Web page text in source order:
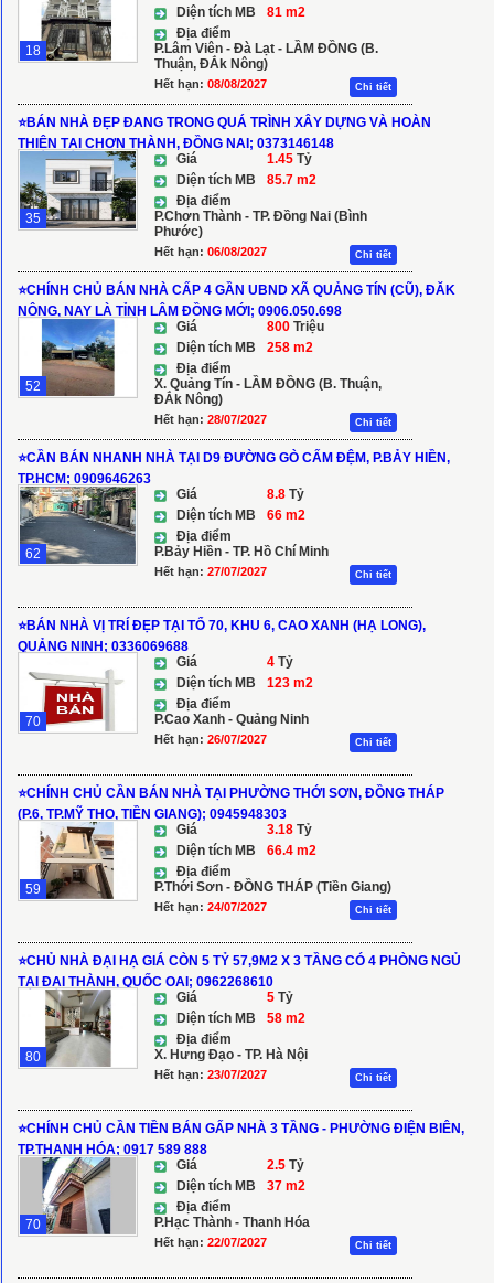
18
Diện tích MB
81 m2
Địa điểm
P.Lâm Viên - Đà Lạt - LẦM ĐỒNG (B.
Thuận, ĐẮk Nông)
Hết hạn: 08/08/2027 Chi tiết
⭐️BÁN NHÀ ĐẸP ĐANG TRONG QUÁ TRÌNH XÂY DỰNG VÀ HOÀN
THIỆN TẠI CHƠN THÀNH, ĐỒNG NAI; 0373146148
35
Giá 1.45 Tỷ
Diện tích MB
85.7 m2
Địa điểm
P.Chơn Thành - TP. Đồng Nai (Bình
Phước)
Hết hạn: 06/08/2027 Chi tiết
⭐️CHÍNH CHỦ BÁN NHÀ CẤP 4 GẦN UBND XÃ QUẢNG TÍN (CŨ), ĐĂK
NÔNG, NAY LÀ TỈNH LÂM ĐỒNG MỚI; 0906.050.698
52
Giá 800 Triệu
Diện tích MB
258 m2
Địa điểm
X. Quảng Tín - LẦM ĐỒNG (B. Thuận,
ĐẮk Nông)
Hết hạn: 28/07/2027 Chi tiết
⭐️CẦN BÁN NHANH NHÀ TẠI D9 ĐƯỜNG GÒ CẤM ĐỆM, P.BẢY HIỀN,
TP.HCM; 0909646263
62
Giá 8.8 Tỷ
Diện tích MB
66 m2
Địa điểm
P.Bảy Hiền - TP. Hồ Chí Minh
Hết hạn: 27/07/2027 Chi tiết
⭐️BÁN NHÀ VỊ TRÍ ĐẸP TẠI TỔ 70, KHU 6, CAO XANH (HẠ LONG),
QUẢNG NINH; 0336069688
70
Giá 4 Tỷ
Diện tích MB
123 m2
Địa điểm
P.Cao Xanh - Quảng Ninh
Hết hạn: 26/07/2027 Chi tiết
⭐️CHÍNH CHỦ CẦN BÁN NHÀ TẠI PHƯỜNG THỚI SƠN, ĐỒNG THÁP
(P.6, TP.MỸ THO, TIỀN GIANG); 0945948303
59
Giá 3.18 Tỷ
Diện tích MB
66.4 m2
Địa điểm
P.Thới Sơn - ĐỒNG THÁP (Tiền Giang)
Hết hạn: 24/07/2027 Chi tiết
⭐️CHỦ NHÀ ĐẠI HẠ GIÁ CÒN 5 TỶ 57,9M2 X 3 TẦNG CÓ 4 PHÒNG NGỦ
TẠI ĐẠI THÀNH, QUỐC OAI; 0962268610
80
Giá 5 Tỷ
Diện tích MB
58 m2
Địa điểm
X. Hưng Đạo - TP. Hà Nội
Hết hạn: 23/07/2027 Chi tiết
⭐️CHÍNH CHỦ CẦN TIỀN BÁN GẤP NHÀ 3 TẦNG - PHƯỜNG ĐIỆN BIÊN,
TP.THANH HÓA; 0917 589 888
70
Giá 2.5 Tỷ
Diện tích MB
37 m2
Địa điểm
P.Hạc Thành - Thanh Hóa
Hết hạn: 22/07/2027 Chi tiết